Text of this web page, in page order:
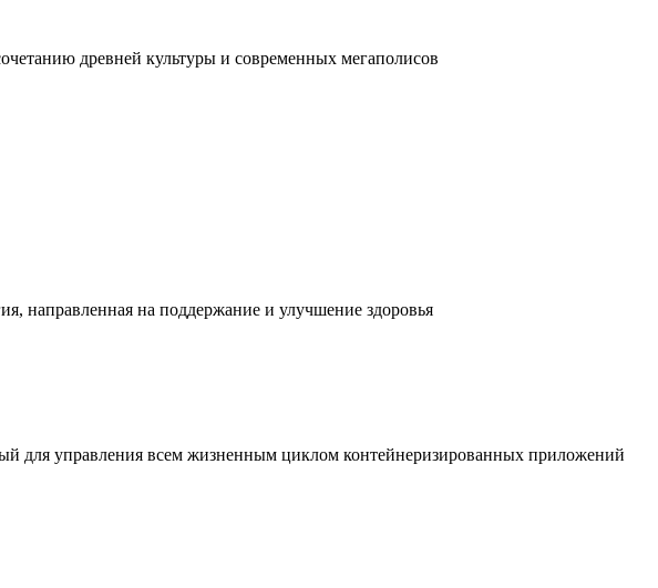
древней культуры и современных мегаполисов
направленная на поддержание и улучшение здоровья
для управления всем жизненным циклом контейнеризированных приложений